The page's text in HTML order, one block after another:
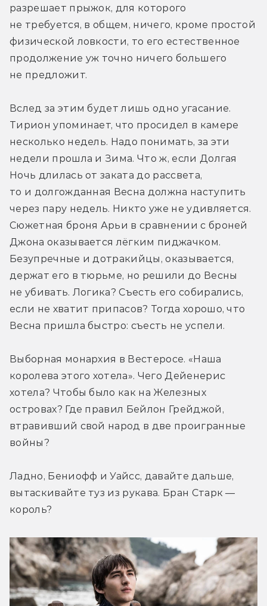
разрешает прыжок, для которого
не требуется, в общем, ничего, кроме простой
физической ловкости, то его естественное
продолжение уж точно ничего большего
не предложит.
Вслед за этим будет лишь одно угасание.
Тирион упоминает, что просидел в камере
несколько недель. Надо понимать, за эти
недели прошла и Зима. Что ж, если Долгая
Ночь длилась от заката до рассвета,
то и долгожданная Весна должна наступить
через пару недель. Никто уже не удивляется.
Сюжетная броня Арьи в сравнении с броней
Джона оказывается лёгким пиджачком.
Безупречные и дотракийцы, оказывается,
держат его в тюрьме, но решили до Весны
не убивать. Логика? Съесть его собирались,
если не хватит припасов? Тогда хорошо, что
Весна пришла быстро: съесть не успели.
Выборная монархия в Вестеросе. «Наша
королева этого хотела». Чего Дейенерис
хотела? Чтобы было как на Железных
островах? Где правил Бейлон Грейджой,
втравивший свой народ в две проигранные
войны?
Ладно, Бениофф и Уайсс, давайте дальше,
вытаскивайте туз из рукава. Бран Старк —
король?